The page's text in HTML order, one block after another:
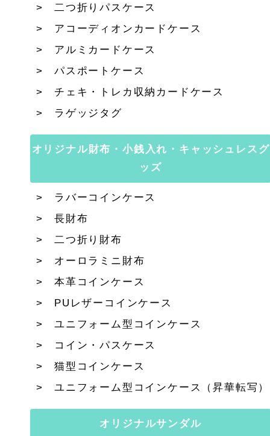
二つ折りパスケース
アコーディオンカードケース
アルミカードケース
パスポートケース
チェキ・トレカ収納カードケース
ラゲッジタグ
オリジナル財布・小銭入れ・キャッシュレスグ
ッズ
ラバーコインケース
長財布
二つ折り財布
オーロラミニ財布
本革コインケース
PUレザーコインケース
ユニフォーム型コインケース
コイン・パスケース
猫型コインケース
ユニフォーム型コインケース（昇華転写）
オリジナルサンダル